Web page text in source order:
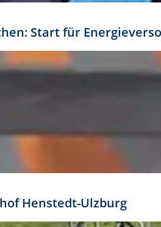
Formathöhe. Daraus
im Layout:
Start für
Henstedt-Ulzburg